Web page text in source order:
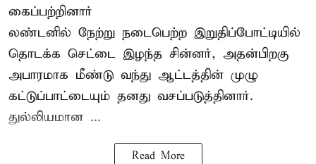
கைப்பற்றினார்
லண்டனில் நேற்று நடைபெற்ற இறுதிப்போட்டியில்
தொடக்க செட்டை இழந்த சின்னர், அதன்பிறகு
அபாரமாக மீண்டு வந்து ஆட்டத்தின் முழு
கட்டுப்பாட்டையும் தனது வசப்படுத்தினார்.
துல்லியமான ...
Read More